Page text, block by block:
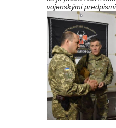
vojenskými predpismi